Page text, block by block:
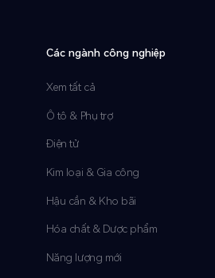
Các ngành công nghiệp
Xem tất cả
Ô tô & Phụ trợ
Điện tử
Kim loại & Gia công
Hậu cần & Kho bãi
Hóa chất & Dược phẩm
Năng lượng mới